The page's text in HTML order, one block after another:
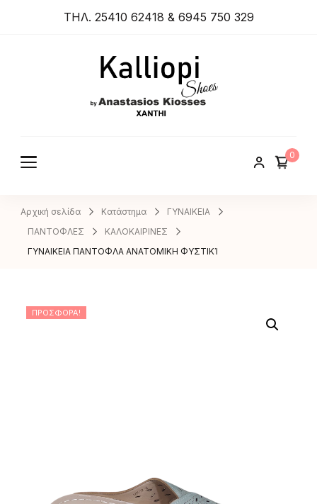
ΤΗΛ. 25410 62418 & 6945 750 329
KIOSSES
0
Αρχική σελίδα Κατάστημα
ΓΥΝΑΙΚΕΙΑ
ΠΑΝΤΟΦΛΕΣ
ΚΑΛΟΚΑΙΡΙΝΕΣ
ΓΥΝΑΙΚΕΙΑ ΠΑΝΤΟΦΛΑ ΑΝΑΤΟΜΙΚΗ ΦΥΣΤΙΚΊ
ΠΡΟΣΦΟΡΆ!